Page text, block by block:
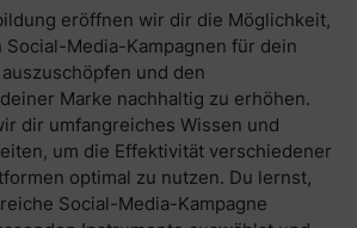
eröffnen wir dir die Möglichkeit,
Social-Media-Kampagnen für dein
und den
Marke nachhaltig zu erhöhen.
dir umfangreiches Wissen und
um die Effektivität verschiedener
optimal zu nutzen. Du lernst,
Social-Media-Kampagne